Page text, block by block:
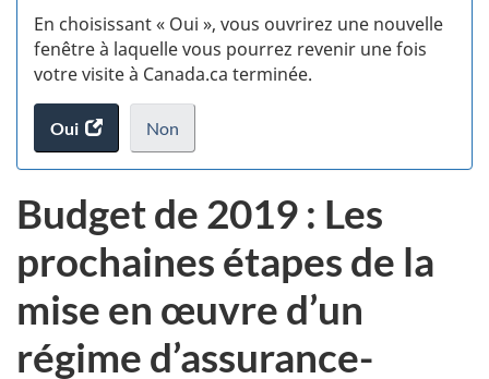
En choisissant « Oui », vous ouvrirez une nouvelle
fenêtre à laquelle vous pourrez revenir une fois
votre visite à Canada.ca terminée.
Oui
accéder
au
Non
je
veux
pas
participer
au
sondage
du
site
.
Budget de 2019 : Les
prochaines étapes de la
mise en œuvre d’un
régime d’assurance-